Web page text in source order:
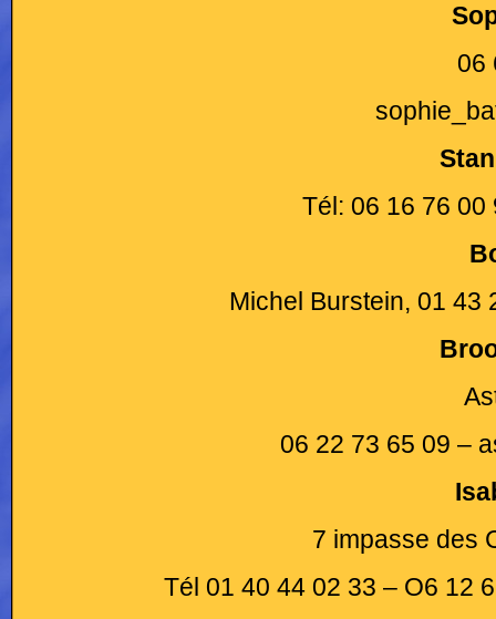
06
Tél: 06 16 76 00
Michel Burstein, 01 43
06 22 73 65 09 –
7 impasse des
Tél 01 40 44 02 33 – O6 12